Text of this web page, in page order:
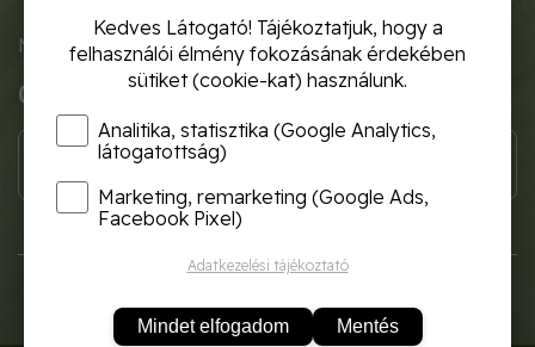
Méret ,
0 Ft
Kedves Látogató! Tájékoztatjuk, hogy a
felhasználói élmény fokozásának érdekében
sütiket (cookie-kat) használunk.
Analitika, statisztika (Google Analytics,
látogatottság)
Marketing, remarketing (Google Ads,
Facebook Pixel)
Adatkezelési tájékoztató
Mindet elfogadom Mentés